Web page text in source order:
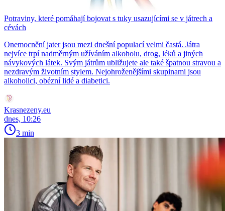
Potraviny, které pomáhají bojovat s tuky usazujícími se v játrech a
cévách
Onemocnění jater jsou mezi dnešní populací velmi častá. Játra
nejvíce trpí nadměrným užíváním alkoholu, drog, léků a jiných
návykových látek. Svým játrům ubližujete ale také špatnou stravou a
nezdravým životním stylem. Nejohroženějšími skupinami jsou
alkoholici, obézní lidé a diabetici.
Krasnezeny.eu
dnes, 10:26
3 min